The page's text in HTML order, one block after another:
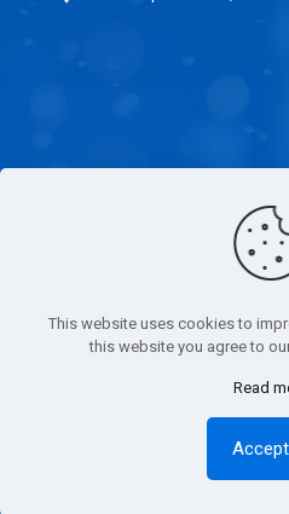
ERKLÄRUNG DER
UNPARTEILICHKEIT
This website uses cookies to
this website you agree to
Read